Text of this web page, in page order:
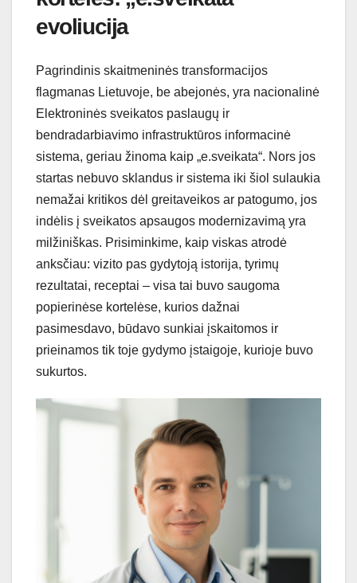
evoliucija
Pagrindinis skaitmeninės transformacijos
flagmanas Lietuvoje, be abejonės, yra nacionalinė
Elektroninės sveikatos paslaugų ir
bendradarbiavimo infrastruktūros informacinė
sistema, geriau žinoma kaip „e.sveikata“. Nors jos
startas nebuvo sklandus ir sistema iki šiol sulaukia
nemažai kritikos dėl greitaveikos ar patogumo, jos
indėlis į sveikatos apsaugos modernizavimą yra
milžiniškas. Prisiminkime, kaip viskas atrodė
anksčiau: vizito pas gydytoją istorija, tyrimų
rezultatai, receptai – visa tai buvo saugoma
popierinėse kortelėse, kurios dažnai
pasimesdavo, būdavo sunkiai įskaitomos ir
prieinamos tik toje gydymo įstaigoje, kurioje buvo
sukurtos.